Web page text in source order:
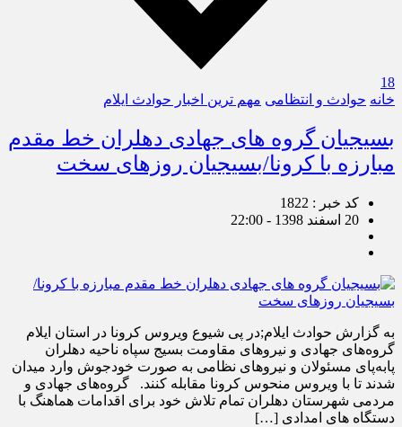
18
خانه حوادث و انتظامی مهم ترین اخبار حوادث ایلام
بسیجیان گروه های جهادی دهلران خط مقدم
مبارزه با کرونا/بسیجیان روزهای سخت
کد خبر : 1822
20 اسفند 1398 - 22:00
به گزارش حوادث ایلام;در پی شیوع ویروس کرونا در استان ایلام
گروه‌های جهادی و نیروهای مقاومت بسیج سپاه ناحیه دهلران
پابه‌پای مسئولان و نیروهای نظامی به صورت خودجوش وارد میدان
شدند تا با ویروس منحوس کرونا مقابله کنند. گروه‌های جهادی و
مردمی شهرستان دهلران تمام تلاش خود برای اقدامات هماهنگ با
دستگاه های امدادی […]